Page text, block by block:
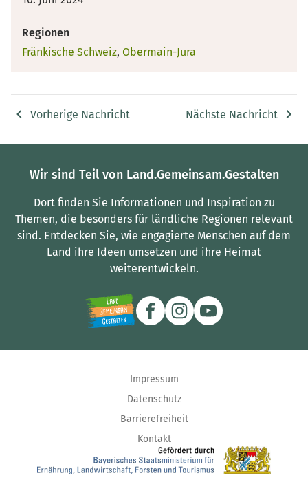
Regionen
Fränkische Schweiz, Obermain-Jura
Vorherige Nachricht Nächste Nachricht
Wir sind Teil von Land.Gemeinsam.Gestalten
Dort finden Sie Informationen und Inspiration zu
Themen, die besonders für ländliche Regionen relevant
sind. Entdecken Sie, wie engagierte Menschen auf dem
Land ihre Ideen umsetzen und ihre Heimat
weiterentwickeln.
Impressum
Datenschutz
Barrierefreiheit
Kontakt